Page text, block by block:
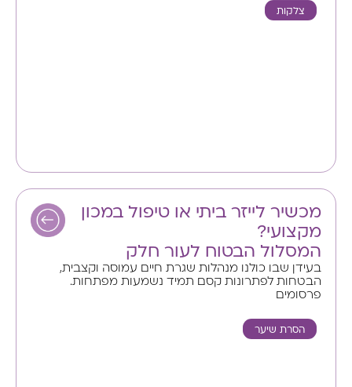
צלקות
מכשיר לייזר ביתי או טיפול במכון
מקצועי?
המסלול הבטוח לעור חלק
בעידן שבו כולנו מנהלות שגרת חיים עמוסה וקצבית,
הבטחות לפתרונות קסם תמיד נשמעות מפתחות.
פרסומים
הסרת שיער